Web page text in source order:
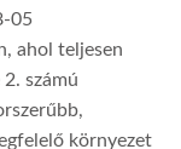
05
ahol teljesen
számú
környezet